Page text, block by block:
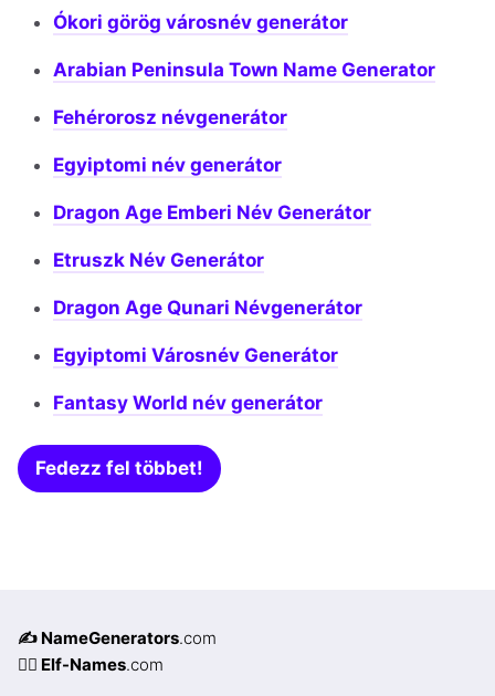
Ókori görög városnév generátor
Arabian Peninsula Town Name Generator
Fehérorosz névgenerátor
Egyiptomi név generátor
Dragon Age Emberi Név Generátor
Etruszk Név Generátor
Dragon Age Qunari Névgenerátor
Egyiptomi Városnév Generátor
Fantasy World név generátor
Fedezz fel többet!
✍️ NameGenerators.com
🧝‍♀️ Elf-Names.com